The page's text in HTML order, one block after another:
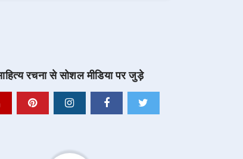
रचना से सोशल मीडिया पर जुड़े